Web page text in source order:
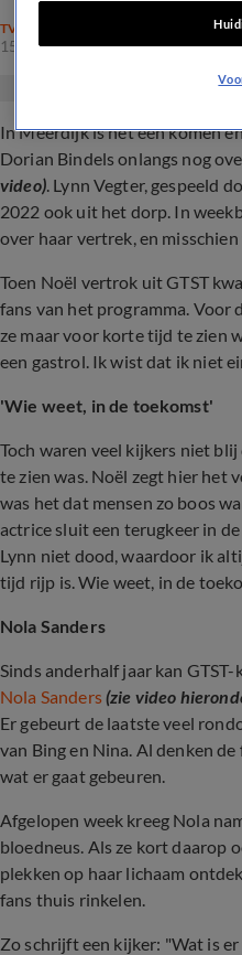
TV
15 mei 2024, 18:15
In Meerdijk is het een komen
Dorian Bindels onlangs nog
video). Lynn Vegter, gespeeld
2022 ook uit het dorp. In
over haar vertrek, en
Toen Noël vertrok uit GTST
fans van het programma. Voor
ze maar voor korte tijd te zien
een gastrol. Ik wist dat ik niet
'Wie weet, in de toekomst'
Toch waren veel kijkers niet
te zien was. Noël zegt hier het
was het dat mensen zo boos
actrice sluit een terugkeer in
Lynn niet dood, waardoor ik
tijd rijp is. Wie weet, in de
Nola Sanders
Sinds anderhalf jaar kan
Nola Sanders(zie video
Er gebeurt de laatste veel
van Bing en Nina. Al denken
wat er gaat gebeuren.
Afgelopen week kreeg Nola
bloedneus. Als ze kort daarop
plekken op haar lichaam
fans thuis rinkelen.
Zo schrijft een kijker: "Wat is